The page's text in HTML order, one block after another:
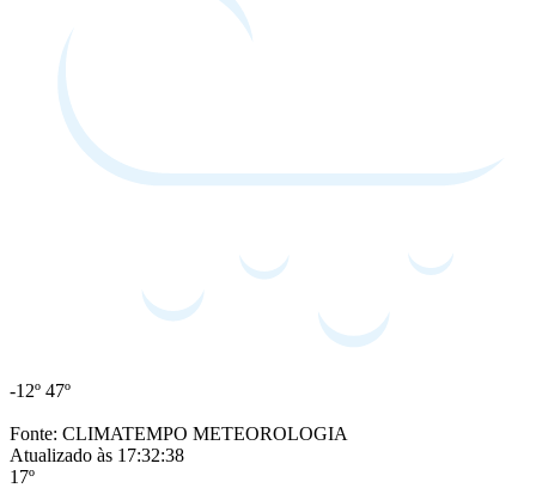
-12º 47º
Fonte: CLIMATEMPO METEOROLOGIA
Atualizado às 17:32:38
17º